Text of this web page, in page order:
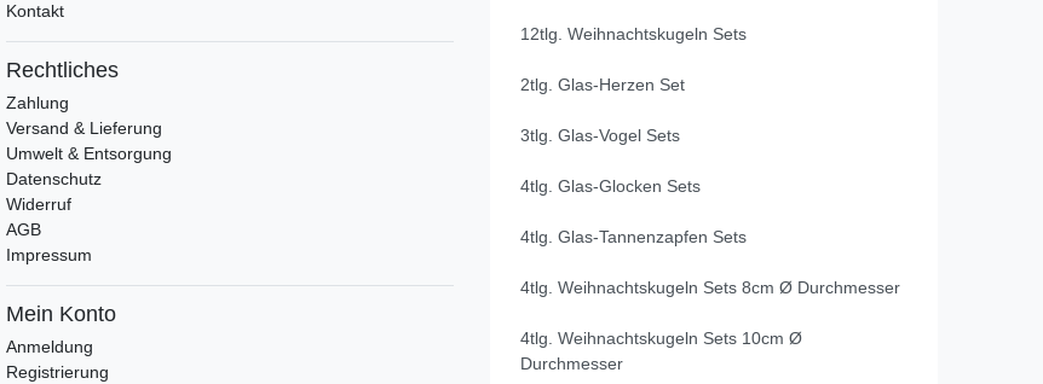
Kontakt
Rechtliches
Zahlung
Versand & Lieferung
Umwelt & Entsorgung
Datenschutz
Widerruf
AGB
Impressum
Mein Konto
Anmeldung
Registrierung
12tlg. Weihnachtskugeln Sets
2tlg. Glas-Herzen Set
3tlg. Glas-Vogel Sets
4tlg. Glas-Glocken Sets
4tlg. Glas-Tannenzapfen Sets
4tlg. Weihnachtskugeln Sets 8cm Ø Durchmesser
4tlg. Weihnachtskugeln Sets 10cm Ø
Durchmesser